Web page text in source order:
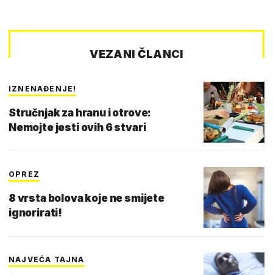
VEZANI ČLANCI
IZNENAĐENJE!
Stručnjak za hranu i otrove:
Nemojte jesti ovih 6 stvari
OPREZ
8 vrsta bolova koje ne smijete
ignorirati!
NAJVEĆA TAJNA